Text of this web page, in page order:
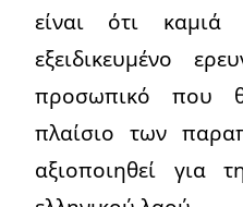
είναι ότι καμιά
εξειδικευμένο
προσωπικό που
πλαίσιο των
αξιοποιηθεί για